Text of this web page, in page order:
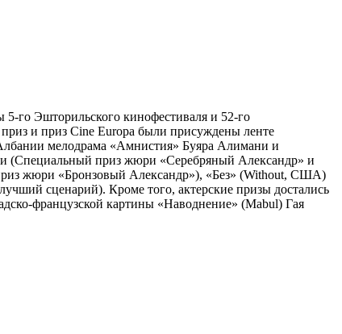
го Эшторильского кинофестиваля и 52-го
и приз Cine Europa были присуждены ленте
мелодрама «Амнистия» Буяра Алимани и
(Специальный приз жюри «Серебряный Александр» и
жюри «Бронзовый Александр»), «Без» (Without, США)
сценарий). Кроме того, актерские призы достались
французской картины «Наводнение» (Mabul) Гая